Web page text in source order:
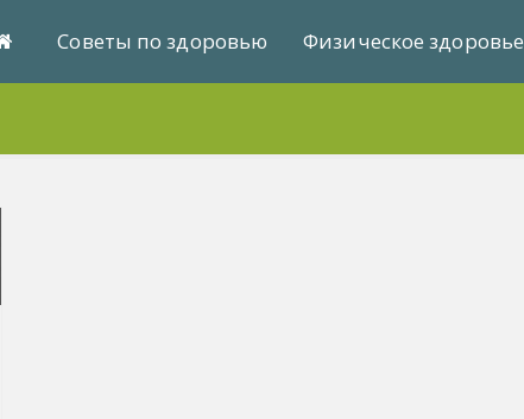
Советы по здоровью Физическое здоровье